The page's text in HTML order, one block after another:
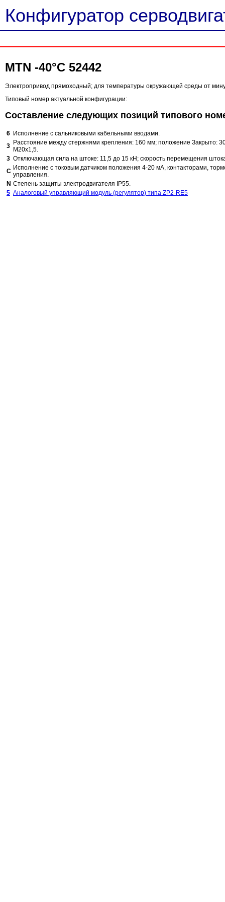
Конфигуратор
MTN -40°C 52442
Электропривод прямоходный; для температуры окружающей среды от
Типовый номер актуальной конфигурации:
Составление следующих позиций типового
6 Исполнение с сальниковыми кабельными вводами.
3 Расстояние между стержнями крепления: 160 мм; положение Закрыто:
M20x1,5.
3 Отключающая сила на штоке: 11,5 до 15 кН; скорость перемещения
C Исполнение с токовым датчиком положения 4-20 мА, контакторами,
управления.
N Степень защиты электродвигателя IP55.
5 Аналоговый управляющий модуль (регулятор) типа ZP2-RE5